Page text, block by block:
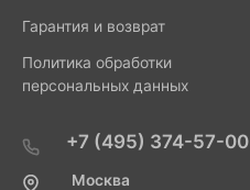
Гарантия и возврат
Политика обработки
персональных данных
+7 (495) 374-57-00
Москва